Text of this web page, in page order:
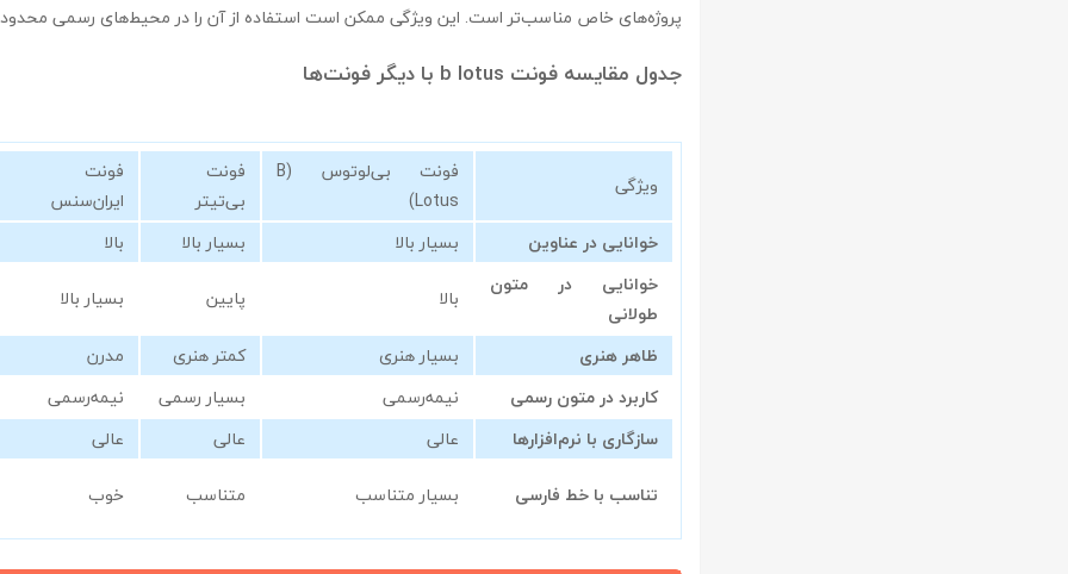
پروژه‌های خاص مناسب‌تر است. این ویژگی ممکن است استفاده از آن را در محیط‌های رسمی
جدول مقایسه فونت b lotus با دیگر فونت‌ها
ویژگی
فونت بی‌لوتوس (B
Lotus)
فونت
بی‌تیتر
فونت
ایران‌سنس
خوانایی در عناوین
بسیار بالا بسیار بالا بالا
خوانایی در متون
طولانی
بالا پایین بسیار بالا
ظاهر هنری
بسیار هنری کمتر هنری مدرن
کاربرد در متون رسمی
نیمه‌رسمی بسیار رسمی نیمه‌رسمی
سازگاری با نرم‌افزارها
عالی عالی عالی
تناسب با خط فارسی
بسیار متناسب متناسب خوب